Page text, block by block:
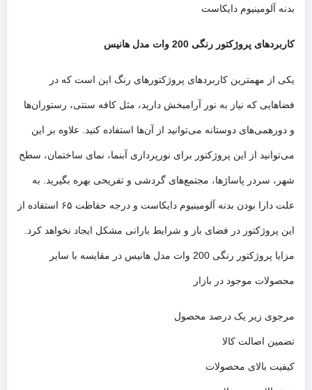
بدنه آلومینیوم دایکاست
کاربردهای پروژکتور رنگی 200 وات مدل هانیس
یکی از مهمترین کاربردهای پروژکتورهای رنگ این است که در
فضاهایی که نیاز به نور آرامبخش دارید، مثل کافه سنتی، رستوران‌ها
و دورهمی‌های دوستانه می‌توانید از آن‌ها استفاده کنید. علاوه بر این
می‌توانید از این پروژکتور برای نورپردازی آبنما، نمای ساختمان، سطح
شهر، سردر پاساژها، مجتمع‌های گردشی و تفریحی بهره بگیرید. به
علت دارا بودن بدنه آلومینیوم دایکاست و درجه حفاظت ۶۵ استفاده از
این پروژکتور در فضای باز و شرایط بارانی مشکل ایجاد نخواهد کرد.
مزایا پروژکتور رنگی 200 وات مدل هانیس در مقایسه با سایر
محصولات موجود در بازار
مرجوی زیر یک درصد محصول
تضمین اصالت کالا
کیفیت بالای محصولات